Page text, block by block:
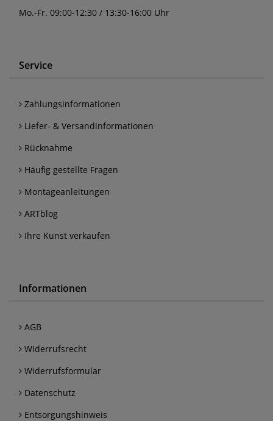
Mo.-Fr. 09:00-12:30 / 13:30-16:00 Uhr
Service
Zahlungsinformationen
Liefer- & Versandinformationen
Rücknahme
Häufig gestellte Fragen
Montageanleitungen
ARTblog
Ihre Kunst verkaufen
Informationen
AGB
Widerrufsrecht
Widerrufsformular
Datenschutz
Entsorgungshinweis